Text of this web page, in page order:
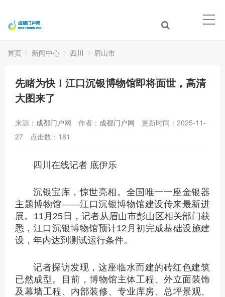
首页 新闻中心 四川 眉山市
先睹为快！江口沉银博物馆即将面世，高清
大图来了
来源： 成都门户网 作者： 成都门户网
更新时间：2025-11-
27
点击数： 181
四川在线记者 底伊乐
沉银宝库，惊世亮相。全国唯一一座金银器
主题博物馆——江口沉银博物馆建设传来最新进
展。11月25日，记者从眉山市彭山区相关部门获
悉，江口沉银博物馆预计12月初完成基础设施建
设，年内达到测试运行条件。
记者探访发现，这座临水而建的砖红色建筑
已然成型。目前，博物馆主体工程、外立面装饰
及幕墙工程、内部装修、专业库房、总坪景观、